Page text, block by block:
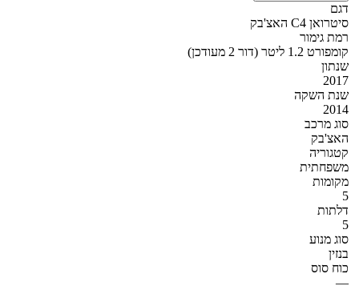
דגם
סיטרואן C4 האצ'בק
רמת גימור
קומפורט 1.2 ליטר (דור 2 מעודכן)
שנתון
2017
שנת השקה
2014
סוג מרכב
האצ'בק
קטגוריה
משפחתית
מקומות
5
דלתות
5
סוג מנוע
בנזין
כוח סוס
—